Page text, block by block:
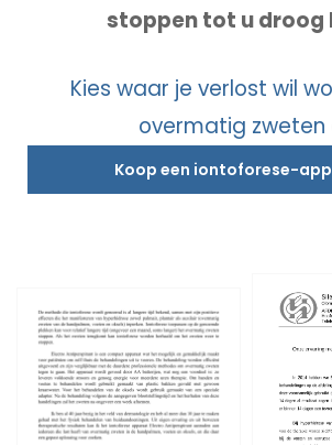
stoppen tot u droog
Kies waar je verlost wil
overmatig zweten
Koop een iontoforese-